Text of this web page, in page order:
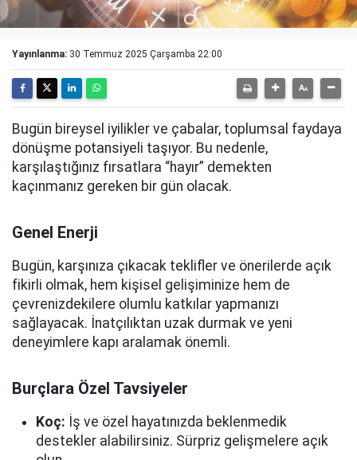
Yayınlanma: 30 Temmuz 2025 Çarşamba 22:00
Bugün bireysel iyilikler ve çabalar, toplumsal faydaya
dönüşme potansiyeli taşıyor. Bu nedenle,
karşılaştığınız fırsatlara “hayır” demekten
kaçınmanız gereken bir gün olacak.
Genel Enerji
Bugün, karşınıza çıkacak teklifler ve önerilerde açık
fikirli olmak, hem kişisel gelişiminize hem de
çevrenizdekilere olumlu katkılar yapmanızı
sağlayacak. İnatçılıktan uzak durmak ve yeni
deneyimlere kapı aralamak önemli.
Burçlara Özel Tavsiyeler
Koç: İş ve özel hayatınızda beklenmedik
destekler alabilirsiniz. Sürpriz gelişmelere açık